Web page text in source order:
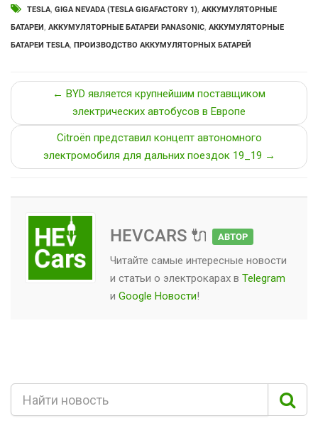
TESLA, GIGA NEVADA (TESLA GIGAFACTORY 1), АККУМУЛЯТОРНЫЕ
БАТАРЕИ, АККУМУЛЯТОРНЫЕ БАТАРЕИ PANASONIC, АККУМУЛЯТОРНЫЕ
БАТАРЕИ TESLA, ПРОИЗВОДСТВО АККУМУЛЯТОРНЫХ БАТАРЕЙ
← BYD является крупнейшим поставщиком
электрических автобусов в Европе
Citroën представил концепт автономного
электромобиля для дальних поездок 19_19 →
HEVCARS 🔌 АВТОР
Читайте самые интересные новости
и статьи о электрокарах в Telegram
и Google Новости!